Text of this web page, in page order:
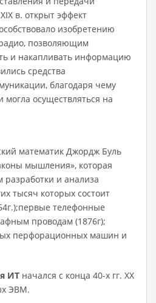
в. открыт эффект
изобретению
по­зволяющим
и накапливать информацию
средства
благодаря чему
осуществляться на
математик Джордж Буль
мышления», которая
разра­ботки и анализа
тысяч которых состоит
телефонные
проводам (1876г);
перфорационных машин и
ИТ начался с конца 40-х гг. XX
ЭВМ.